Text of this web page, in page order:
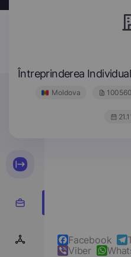
Întreprinderea
Moldova
Facebook
Viber